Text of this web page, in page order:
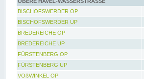
BISCHOFSWERDER OP
BISCHOFSWERDER UP
BREDEREICHE OP
BREDEREICHE UP
FÜRSTENBERG OP
FÜRSTENBERG UP
VOßWINKEL OP